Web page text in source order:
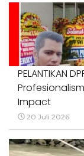
PELANTIKAN
Impact
20 Juli 2026